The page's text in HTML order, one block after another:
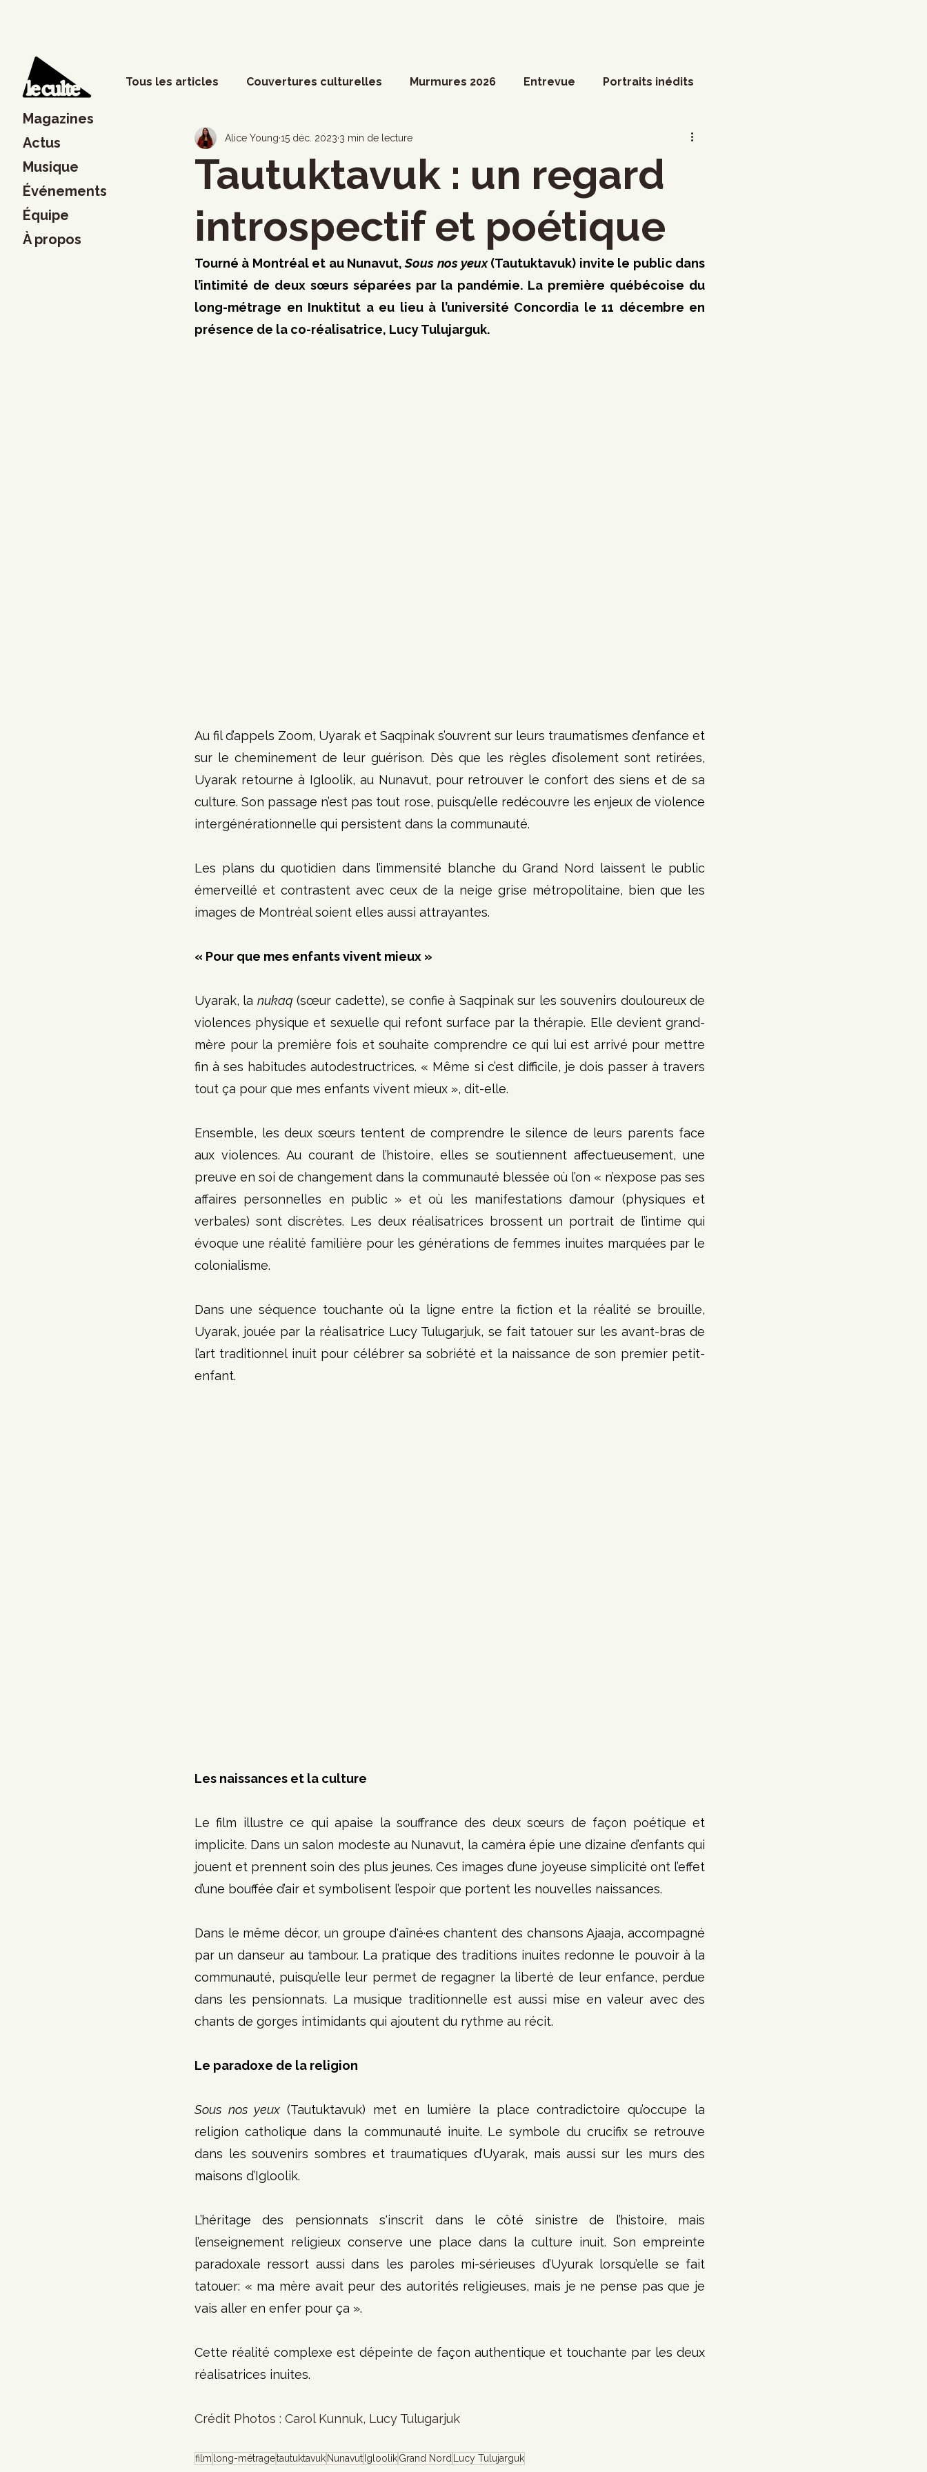
Magazines
Actus
Musique
Événements
Équipe
À propos
Tous les articles Couvertures culturelles Murmures 2026 Entrevue Portraits inédits
Phénomènes sociaux Dossier spécial Arts visuels
Musique Société Divers Coup de coeur francophone Marathon
Chronique
Tautuktavuk : un regard
introspectif et poétique
Alice Young 15 déc. 2023 3 min de lecture
Tourné à Montréal et au Nunavut, Sous nos yeux (Tautuktavuk) invite le public dans
l’intimité de deux sœurs séparées par la pandémie. La première québécoise du
long-métrage en Inuktitut a eu lieu à l’université Concordia le 11 décembre en
présence de la co-réalisatrice, Lucy Tulujarguk.
Au fil d’appels Zoom, Uyarak et Saqpinak s’ouvrent sur leurs traumatismes d’enfance et
sur le cheminement de leur guérison. Dès que les règles d’isolement sont retirées,
Uyarak retourne à Igloolik, au Nunavut, pour retrouver le confort des siens et de sa
culture. Son passage n’est pas tout rose, puisqu’elle redécouvre les enjeux de violence
intergénérationnelle qui persistent dans la communauté.
Les plans du quotidien dans l’immensité blanche du Grand Nord laissent le public
émerveillé et contrastent avec ceux de la neige grise métropolitaine, bien que les
images de Montréal soient elles aussi attrayantes.
« Pour que mes enfants vivent mieux »
Uyarak, la nukaq (sœur cadette), se confie à Saqpinak sur les souvenirs douloureux de
violences physique et sexuelle qui refont surface par la thérapie. Elle devient grand-
mère pour la première fois et souhaite comprendre ce qui lui est arrivé pour mettre
fin à ses habitudes autodestructrices. « Même si c’est difficile, je dois passer à travers
tout ça pour que mes enfants vivent mieux », dit-elle.
Ensemble, les deux sœurs tentent de comprendre le silence de leurs parents face
aux violences. Au courant de l’histoire, elles se soutiennent affectueusement, une
preuve en soi de changement dans la communauté blessée où l’on « n’expose pas ses
affaires personnelles en public » et où les manifestations d’amour (physiques et
verbales) sont discrètes. Les deux réalisatrices brossent un portrait de l’intime qui
évoque une réalité familière pour les générations de femmes inuites marquées par le
colonialisme.
Dans une séquence touchante où la ligne entre la fiction et la réalité se brouille,
Uyarak, jouée par la réalisatrice Lucy Tulugarjuk, se fait tatouer sur les avant-bras de
l’art traditionnel inuit pour célébrer sa sobriété et la naissance de son premier petit-
enfant.
Les naissances et la culture
Le film illustre ce qui apaise la souffrance des deux sœurs de façon poétique et
implicite. Dans un salon modeste au Nunavut, la caméra épie une dizaine d’enfants qui
jouent et prennent soin des plus jeunes. Ces images d’une joyeuse simplicité ont l’effet
d’une bouffée d’air et symbolisent l’espoir que portent les nouvelles naissances.
Dans le même décor, un groupe d'aîné·es chantent des chansons Ajaaja, accompagné
par un danseur au tambour. La pratique des traditions inuites redonne le pouvoir à la
communauté, puisqu’elle leur permet de regagner la liberté de leur enfance, perdue
dans les pensionnats. La musique traditionnelle est aussi mise en valeur avec des
chants de gorges intimidants qui ajoutent du rythme au récit.
Le paradoxe de la religion
Sous nos yeux (Tautuktavuk) met en lumière la place contradictoire qu’occupe la
religion catholique dans la communauté inuite. Le symbole du crucifix se retrouve
dans les souvenirs sombres et traumatiques d’Uyarak, mais aussi sur les murs des
maisons d’Igloolik.
L’héritage des pensionnats s'inscrit dans le côté sinistre de l’histoire, mais
l’enseignement religieux conserve une place dans la culture inuit. Son empreinte
paradoxale ressort aussi dans les paroles mi-sérieuses d’Uyurak lorsqu’elle se fait
tatouer: « ma mère avait peur des autorités religieuses, mais je ne pense pas que je
vais aller en enfer pour ça ».
Cette réalité complexe est dépeinte de façon authentique et touchante par les deux
réalisatrices inuites.
Crédit Photos : Carol Kunnuk, Lucy Tulugarjuk
film long-métragetautuktavuk Nunavut IgloolikGrand Nord Lucy Tulujarguk